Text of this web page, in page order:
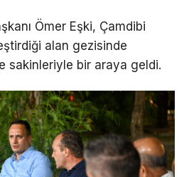
Ömer Eşki, Çamdibi
alan gezisinde
sakinleriyle bir araya geldi.